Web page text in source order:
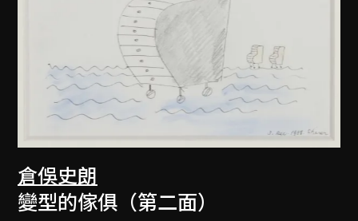
倉俁史朗
變型的傢俱（第二面）